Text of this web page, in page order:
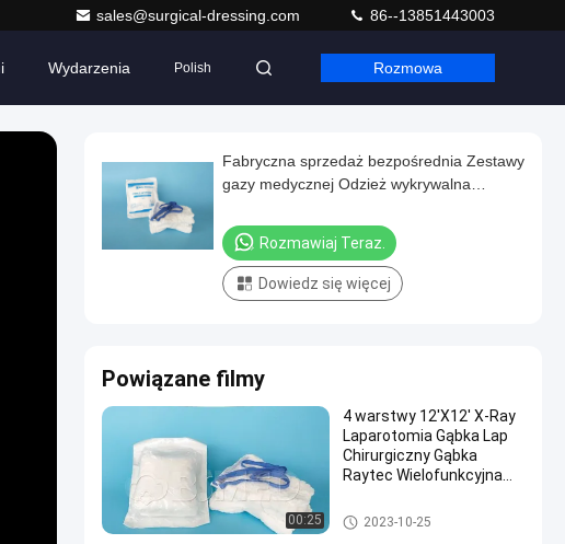
sales@surgical-dressing.com 86--13851443003
Wydarzenia Polish Rozmowa
Fabryczna sprzedaż bezpośrednia Zestawy
gazy medycznej Odzież wykrywalna
biodrowa do operacji
Rozmawiaj Teraz.
Dowiedz się więcej
Powiązane filmy
00:25
4 warstwy 12'X12' X-Ray
Laparotomia Gąbka Lap
Chirurgiczny Gąbka
Raytec Wielofunkcyjna
opatrunek medyczny
2023-10-25